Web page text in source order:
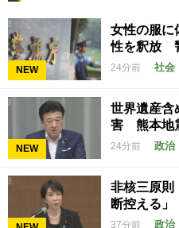
NEW
女性の服に
性を釈放
24分前 社会
NEW
世界遺産含
害 熊本地
24分前 政治
非核三原則
断控える」
37分前 政治